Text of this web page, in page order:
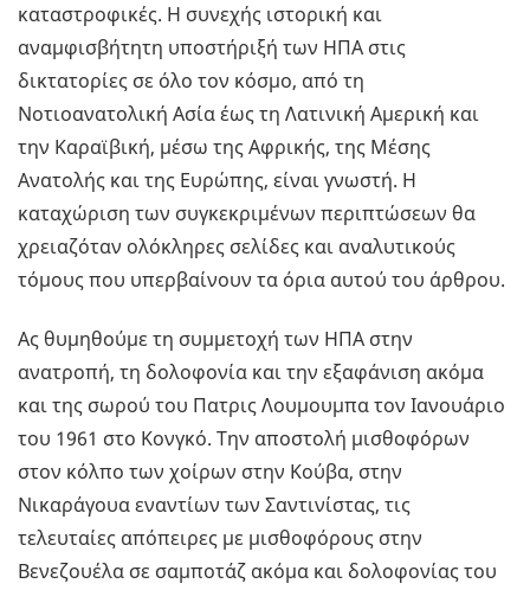
καταστροφικές. Η συνεχής ιστορική και
αναμφισβήτητη υποστήριξή των ΗΠΑ στις
δικτατορίες σε όλο τον κόσμο, από τη
Νοτιοανατολική Ασία έως τη Λατινική Αμερική και
την Καραϊβική, μέσω της Αφρικής, της Μέσης
Ανατολής και της Ευρώπης, είναι γνωστή. Η
καταχώριση των συγκεκριμένων περιπτώσεων θα
χρειαζόταν ολόκληρες σελίδες και αναλυτικούς
τόμους που υπερβαίνουν τα όρια αυτού του άρθρου.
Ας θυμηθούμε τη συμμετοχή των ΗΠΑ στην
ανατροπή, τη δολοφονία και την εξαφάνιση ακόμα
και της σωρού του Πατρις Λουμουμπα τον Ιανουάριο
του 1961 στο Κονγκό. Την αποστολή μισθοφόρων
στον κόλπο των χοίρων στην Κούβα, στην
Νικαράγουα εναντίων των Σαντινίστας, τις
τελευταίες απόπειρες με μισθοφόρους στην
Βενεζουέλα σε σαμποτάζ ακόμα και δολοφονίας του